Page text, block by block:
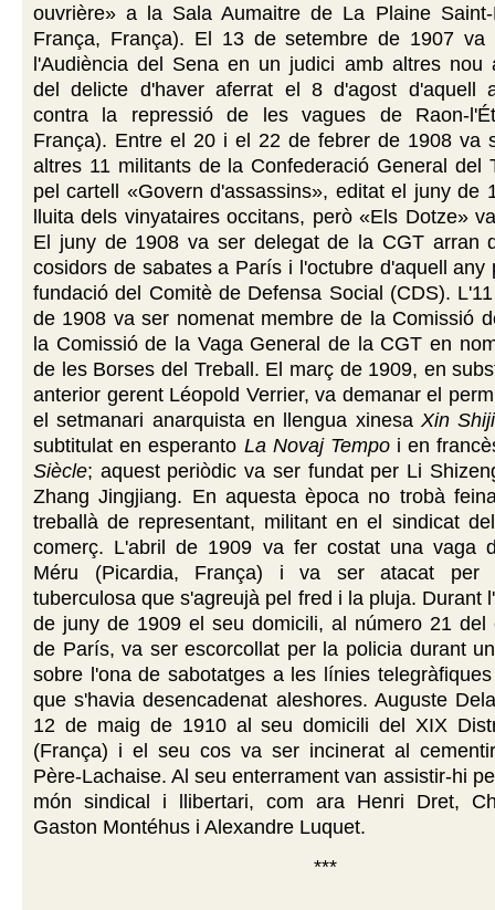
ouvrière» a la Sala Aumaitre de La Plaine
França, França). El 13 de setembre de 1907 va
l'Audiència del Sena en un judici amb altres nou
del delicte d'haver aferrat el 8 d'agost d'aquell
contra la repressió de les vagues de Raon-
França). Entre el 20 i el 22 de febrer de 1908 va
altres 11 militants de la Confederació General del
pel cartell «Govern d'assassins», editat el juny de
lluita dels vinyataires occitans, però «Els Dotze»
El juny de 1908 va ser delegat de la CGT arran
cosidors de sabates a París i l'octubre d'aquell any
fundació del Comitè de Defensa Social (CDS).
de 1908 va ser nomenat membre de la Comissió
la Comissió de la Vaga General de la CGT en
de les Borses del Treball. El març de 1909, en
anterior gerent Léopold Verrier, va demanar el
el setmanari anarquista en llengua xinesaXin Shiji
subtitulat en esperanto La Novaj Tempoi en
Siècle; aquest periòdic va ser fundat per Li
Zhang Jingjiang. En aquesta època no trobà
treballà de representant, militant en el sindicat
comerç. L'abril de 1909 va fer costat una vaga
Méru (Picardia, França) i va ser atacat per
tuberculosa que s'agreujà pel fred i la pluja. Durant
de juny de 1909 el seu domicili, al número 21 del
de París, va ser escorcollat per la policia durant
sobre l'ona de sabotatges a les línies
que s'havia desencadenat aleshores. Auguste
12 de maig de 1910 al seu domicili del XIX
(França) i el seu cos va ser incinerat al
Père-Lachaise. Al seu enterrament van assistir-hi
món sindical i llibertari, com ara Henri Dret,
Gaston Montéhus i Alexandre Luquet.
***